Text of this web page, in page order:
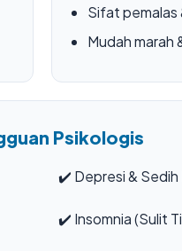
Sifat pemalas
Mudah marah
Psikologis
✔️ Depresi &
✔️ Insomnia (Sulit